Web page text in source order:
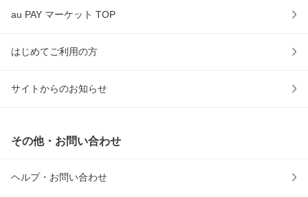
au PAY マーケット TOP
はじめてご利用の方
サイトからのお知らせ
その他・お問い合わせ
ヘルプ・お問い合わせ